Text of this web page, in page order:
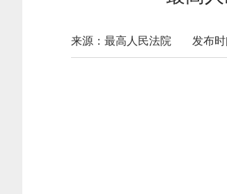
来源：最高人民法院 发布